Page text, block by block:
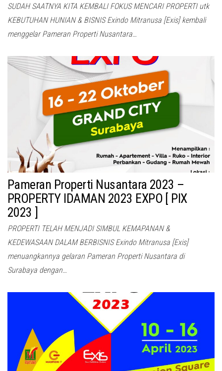
SUDAH SAATNYA KITA KEMBALI FOKUS MENCARI PROPERTI utk
KEBUTUHAN HUNIAN & BISNIS Exindo Mitranusa [Exis] kembali
menggelar Pameran Properti Nusantara…
Pameran Properti Nusantara 2023 –
PROPERTY IDAMAN 2023 EXPO [ PIX
2023 ]
PROPERTI TELAH MENJADI SIMBUL KEMAPANAN &
KEDEWASAAN DALAM BERBISNIS Exindo Mitranusa [Exis]
menuangkannya gelaran Pameran Properti Nusantara di
Surabaya dengan…